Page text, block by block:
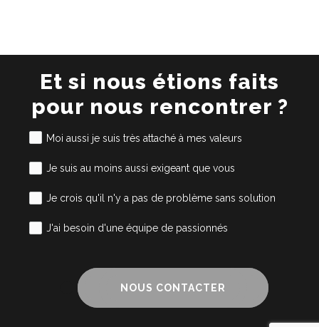
Et si nous étions faits
pour nous rencontrer ?
Moi aussi je suis très attaché à mes valeurs
Je suis au moins aussi exigeant que vous
Je crois qu'il n'y a pas de problème sans solution
J'ai besoin d'une équipe de passionnés
NOUS CONTACTER